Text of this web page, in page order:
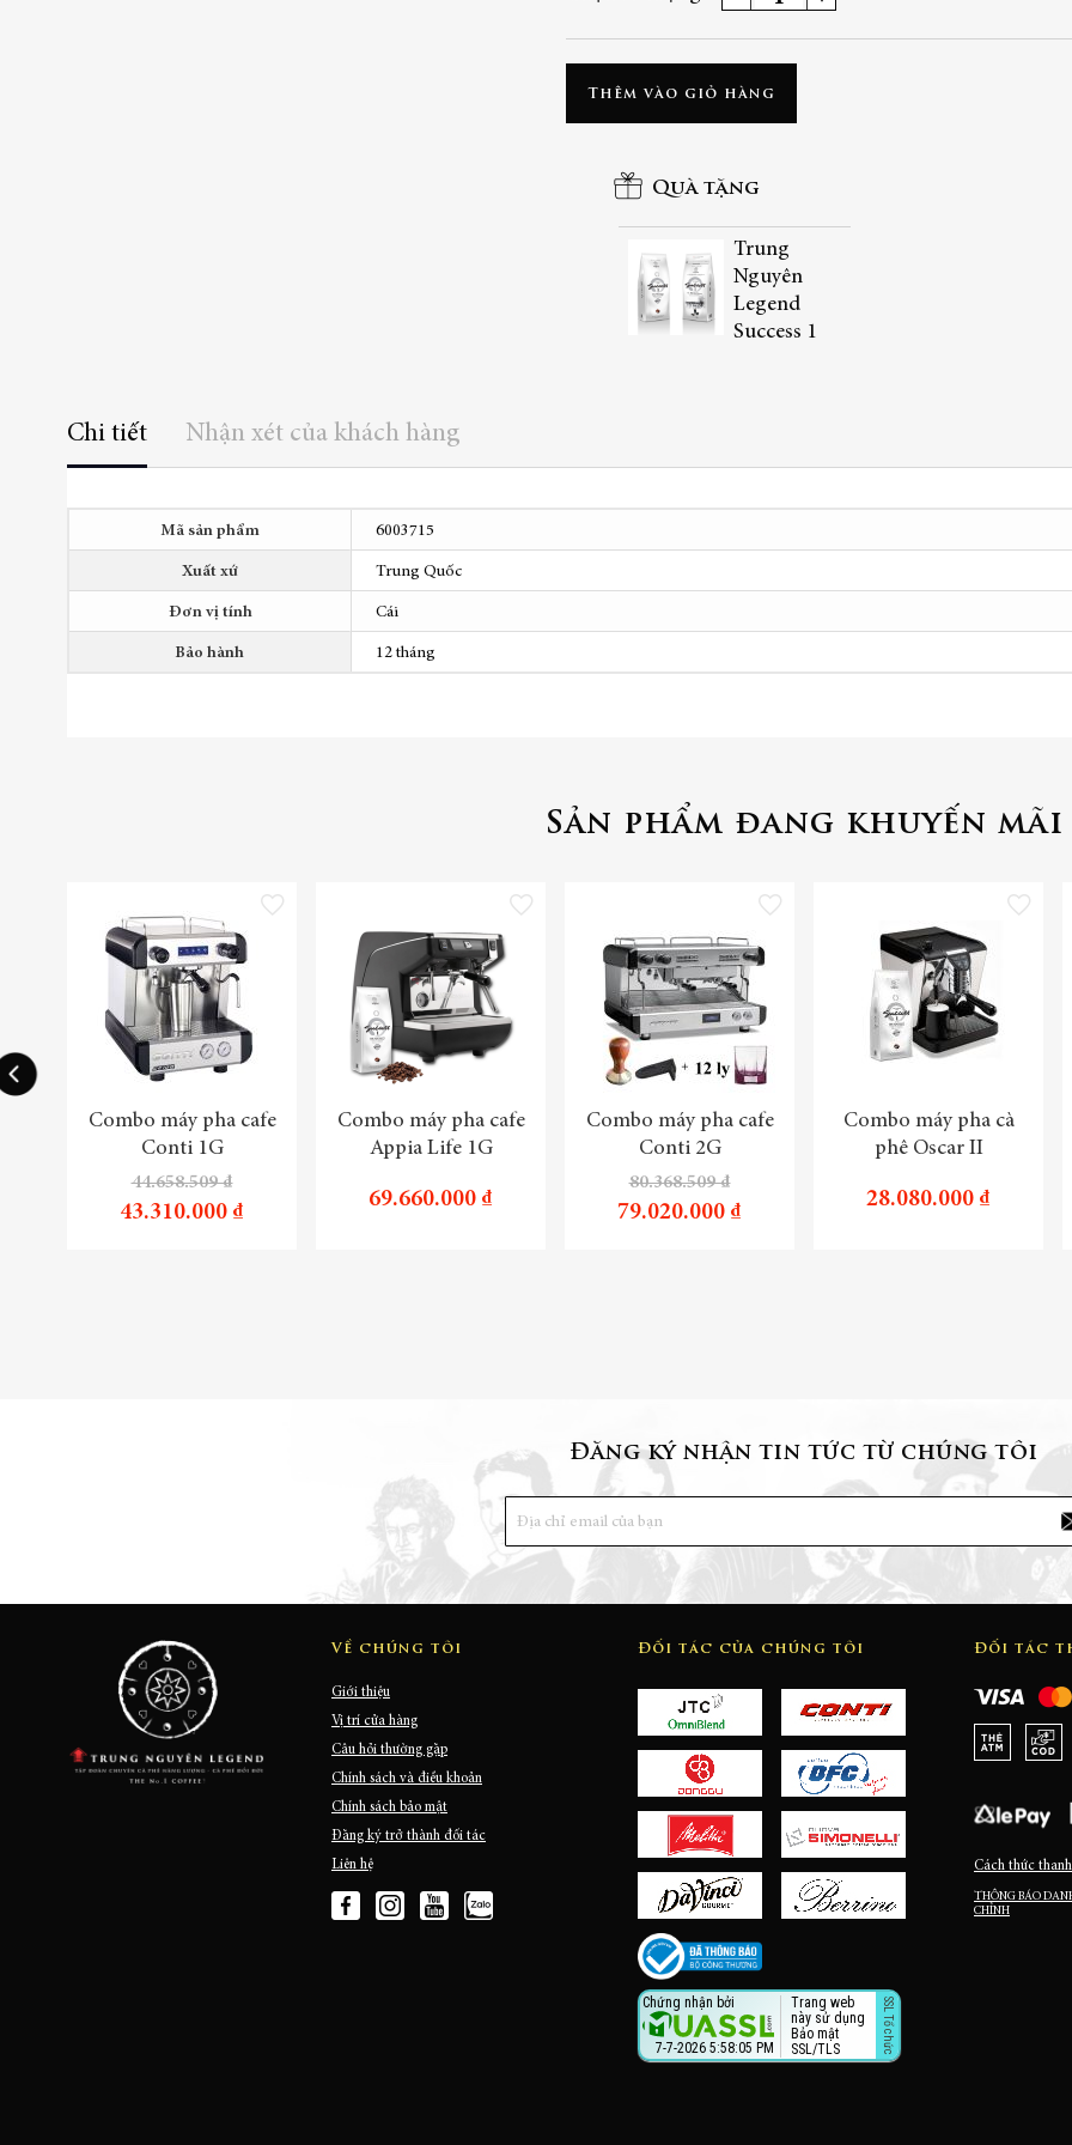
Thêm vào giỏ hàng
Quà tặng
Trung
Nguyên
Legend
Success 1
Chi tiết
Mã sản phẩm 6003715
Xuất xứ Trung Quốc
Đơn vị tính Cái
Bảo hành 12 tháng
Nhận xét của khách hàng
Sản phẩm đang khuyến mãi
Combo máy pha cafe
Conti 1G
44.658.509 ₫
43.310.000 ₫
Thêm vào danh sách yêu thích
Combo máy pha cafe
Appia Life 1G
69.660.000 ₫
Thêm vào danh sách yêu thích
Combo máy pha cafe
Conti 2G
80.368.509 ₫
79.020.000 ₫
Thêm vào danh sách yêu thích
Combo máy pha cà
phê Oscar II
28.080.000 ₫
Thêm vào danh
Đăng ký nhận tin tức từ chúng tôi
Về chúng tôi
Giới thiệu
Vị trí cửa hàng
Câu hỏi thường gặp
Chính sách và điều khoản
Chính sách bảo mật
Đăng ký trở thành đối tác
Liên hệ
Đối tác của chúng tôi Đối tác
Cách thức
THÔNG BÁO
CHỈNH